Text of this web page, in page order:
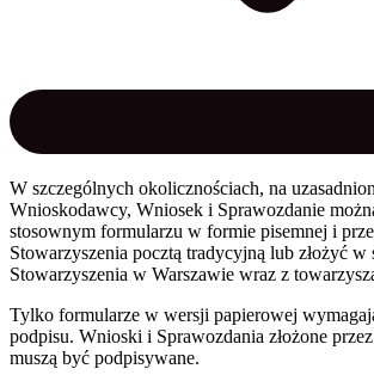
W szczególnych okolicznościach, na
Wnioskodawcy, Wniosek i Sprawozdanie
stosownym formularzu w formie pisemnej i
Stowarzyszenia pocztą tradycyjną lub złożyć w
Stowarzyszenia w Warszawie wraz z
Tylko formularze w wersji papierowej
podpisu. Wnioski i Sprawozdania złożone
muszą być podpisywane.